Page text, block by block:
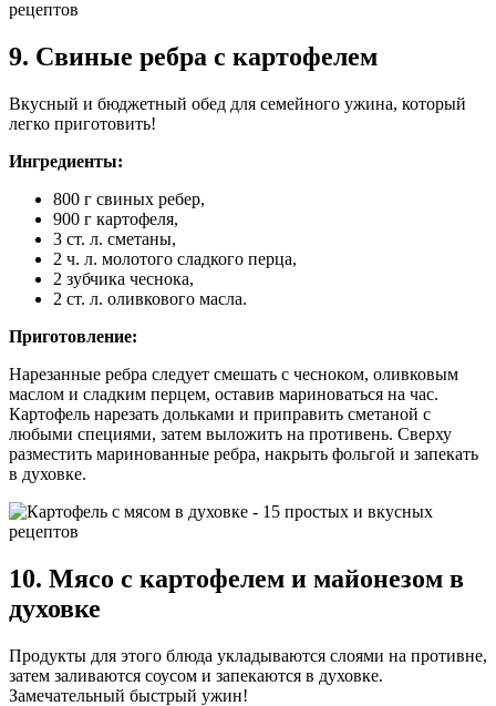
9. Свиные ребра с картофелем
Вкусный и бюджетный обед для семейного ужина, который
легко приготовить!
Ингредиенты:
800 г свиных ребер,
900 г картофеля,
3 ст. л. сметаны,
2 ч. л. молотого сладкого перца,
2 зубчика чеснока,
2 ст. л. оливкового масла.
Приготовление:
Нарезанные ребра следует смешать с чесноком, оливковым
маслом и сладким перцем, оставив мариноваться на час.
Картофель нарезать дольками и приправить сметаной с
любыми специями, затем выложить на противень. Сверху
разместить маринованные ребра, накрыть фольгой и запекать
в духовке.
10. Мясо с картофелем и майонезом в
духовке
Продукты для этого блюда укладываются слоями на противне,
затем заливаются соусом и запекаются в духовке.
Замечательный быстрый ужин!